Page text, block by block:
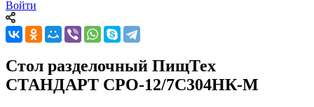
Войти
Стол разделочный ПищТех
СТАНДАРТ СРО-12/7С304НК-М